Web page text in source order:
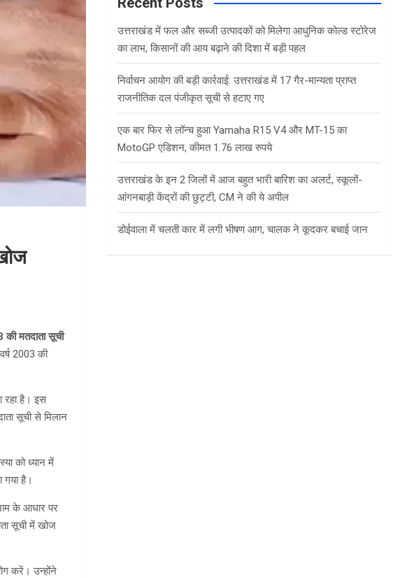
की मतदाता सूची
2003 की
रहा है। इस
सूची से मिलान
को ध्यान में
गया है।
के आधार पर
सूची में खोज
करें। उन्होंने
उत्तराखंड में फल और सब्जी उत्पादकों को मिलेगा आधुनिक कोल्ड स्टोरेज
का लाभ, किसानों की आय बढ़ाने की दिशा में बड़ी पहल
निर्वाचन आयोग की बड़ी कार्रवाई: उत्तराखंड में 17 गैर-मान्यता प्राप्त
राजनीतिक दल पंजीकृत सूची से हटाए गए
एक बार फिर से लॉन्च हुआ Yamaha R15 V4 और MT-15 का
MotoGP एडिशन, कीमत 1.76 लाख रुपये
उत्तराखंड के इन 2 जिलों में आज बहुत भारी बारिश का अलर्ट, स्कूलों-
आंगनबाड़ी केंद्रों की छुट्टी, CM ने की ये अपील
डोईवाला में चलती कार में लगी भीषण आग, चालक ने कूदकर बचाई जान